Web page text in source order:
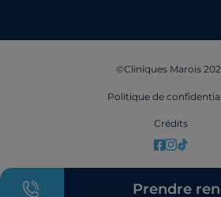
©Cliniques Marois
Politique de
Crédits
Prendre